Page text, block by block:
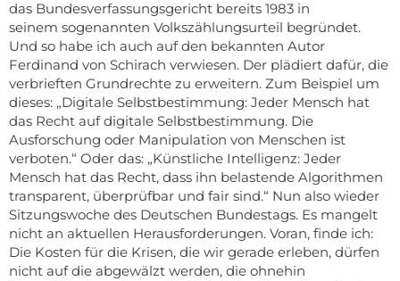
das Bundesverfassungsgericht bereits 1983 in
seinem sogenannten Volkszählungsurteil begründet.
Und so habe ich auch auf den bekannten Autor
Ferdinand von Schirach verwiesen. Der plädiert dafür, die
verbrieften Grundrechte zu erweitern. Zum Beispiel um
dieses: „Digitale Selbstbestimmung: Jeder Mensch hat
das Recht auf digitale Selbstbestimmung. Die
Ausforschung oder Manipulation von Menschen ist
verboten.“ Oder das: „Künstliche Intelligenz: Jeder
Mensch hat das Recht, dass ihn belastende Algorithmen
transparent, überprüfbar und fair sind.“ Nun also wieder
Sitzungswoche des Deutschen Bundestags. Es mangelt
nicht an aktuellen Herausforderungen. Voran, finde ich:
Die Kosten für die Krisen, die wir gerade erleben, dürfen
nicht auf die abgewälzt werden, die ohnehin